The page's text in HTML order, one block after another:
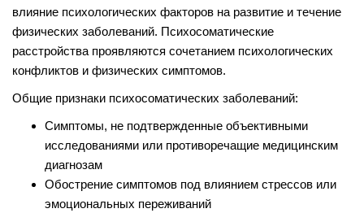
влияние психологических факторов на развитие и течение
физических заболеваний. Психосоматические
расстройства проявляются сочетанием психологических
конфликтов и физических симптомов.
Общие признаки психосоматических заболеваний:
Симптомы, не подтвержденные объективными
исследованиями или противоречащие медицинским
диагнозам
Обострение симптомов под влиянием стрессов или
эмоциональных переживаний